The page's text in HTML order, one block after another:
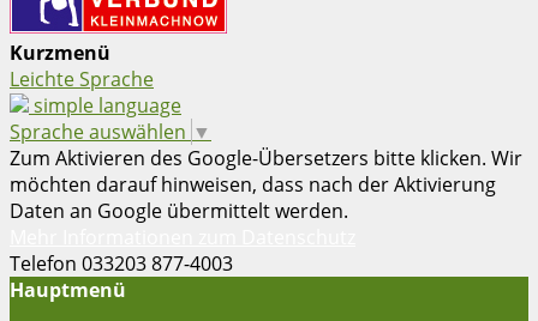
Kurzmenü
Leichte Sprache
simple language
Sprache auswählen ▼
Zum Aktivieren des Google-Übersetzers bitte klicken. Wir
möchten darauf hinweisen, dass nach der Aktivierung
Daten an Google übermittelt werden.
Telefon 033203 877-4003
Hauptmenü